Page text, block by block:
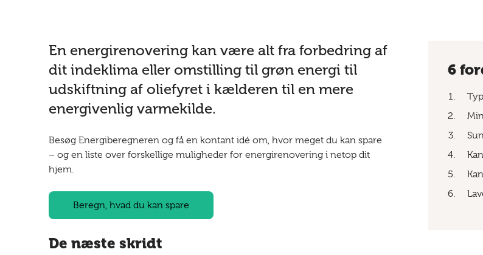
En energirenovering kan være alt fra forbedring af
dit indeklima eller omstilling til grøn energi til
udskiftning af oliefyret i kælderen til en mere
energivenlig varmekilde.
Besøg Energiberegneren og få en kontant idé om, hvor meget du kan spare
– og en liste over forskellige muligheder for energirenovering i netop dit
hjem.
Beregn, hvad du kan spare
De næste skridt
6